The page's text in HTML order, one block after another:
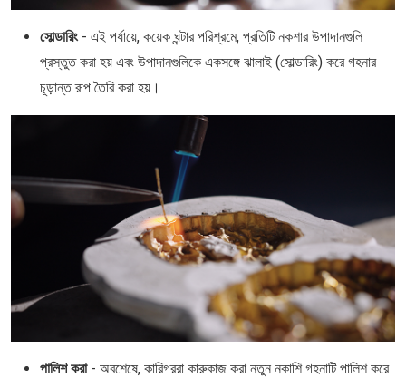
সোল্ডারিং- এই পর্যায়ে, কয়েক ঘন্টার পরিশ্রমে, প্রতিটি নকশার উপাদানগুলি
প্রস্তুত করা হয় এবং উপাদানগুলিকে একসঙ্গে ঝালাই (সোল্ডারিং) করে গহনার
চূড়ান্ত রূপ তৈরি করা হয়।
পালিশ করা- অবশেষে, কারিগররা কারুকাজ করা নতুন নকাশি গহনাটি পালিশ করে